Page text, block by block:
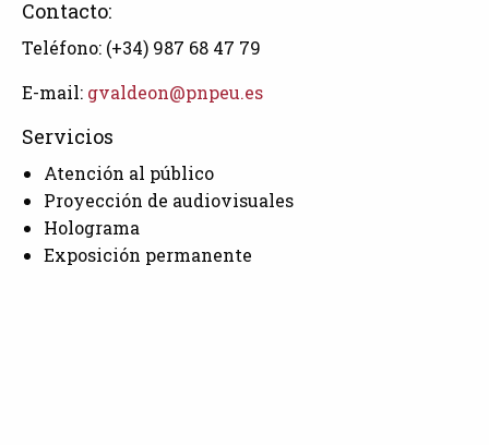
Contacto:
Teléfono: (+34) 987 68 47 79
E-mail: gvaldeon@pnpeu.es
Servicios
Atención al público
Proyección de audiovisuales
Holograma
Exposición permanente